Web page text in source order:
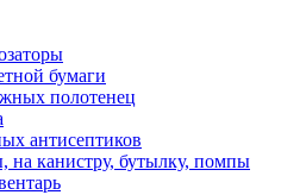
бумаги
полотенец
антисептиков
на канистру, бутылку, помпы